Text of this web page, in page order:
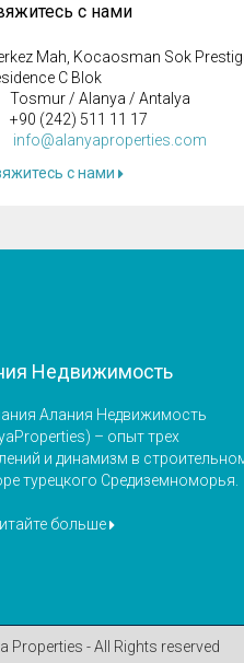
с нами
Mah, Kocaosman Sok
C Blok
Tosmur / Alanya / Antalya
+90 (242) 511 11 17
info@alanyaproperties.com
с нами
Недвижимость
Алания Недвижимость
– опыт трех
и динамизм в
турецкого Средиземноморья.
больше
Properties - All Rights reserved